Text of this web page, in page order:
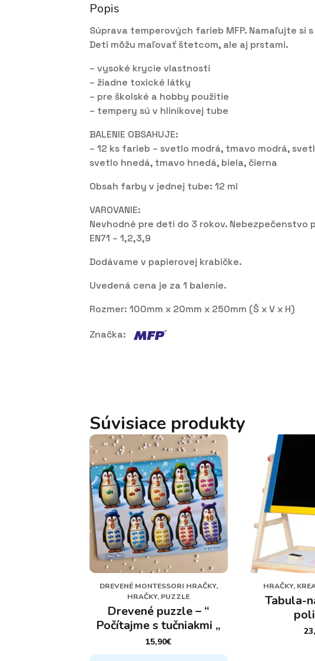
Popis
Súprava temperových farieb MFP. Namaľujte
Deti môžu maľovať štetcom, ale aj prstami.
– vysoké krycie vlastnosti
– žiadne toxické látky
– pre školské a hobby použitie
– tempery sú v hliníkovej tube
BALENIE OBSAHUJE:
– 12 ks farieb – svetlo modrá, tmavo modrá,
svetlo hnedá, tmavo hnedá, biela, čierna
Obsah farby v jednej tube: 12 ml
VAROVANIE:
Nevhodné pre deti do 3 rokov.
EN71 – 1,2,3,9
Dodávame v papierovej krabičke.
Uvedená cena je za 1 balenie.
Rozmer: 100mm x 20mm x 250mm (Š x V x H)
Značka:
Súvisiace produkty
DREVENÉ MONTESSORI HRAČKY,
HRAČKY, PUZZLE
Drevené puzzle – “
Počítajme s tučniakmi „
15,90€
HRAČKY,
Tabula-